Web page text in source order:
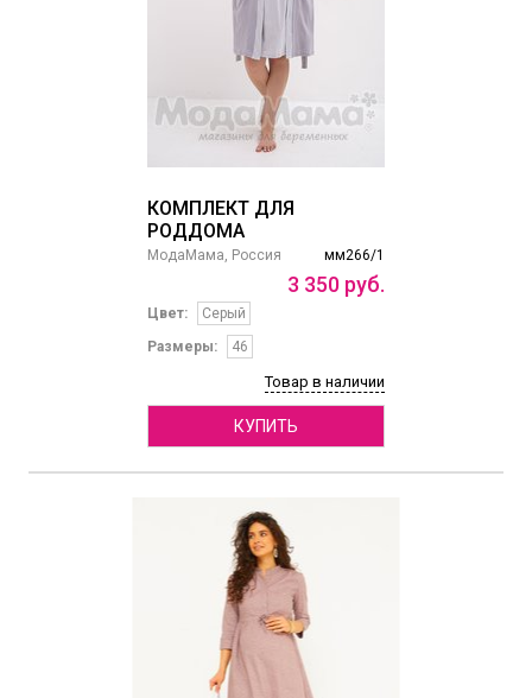
КОМПЛЕКТ ДЛЯ
РОДДОМА
мм266/1
МодаМама, Россия
3 350 руб.
Цвет:
Серый
Размеры:
46
Товар в наличии
КУПИТЬ